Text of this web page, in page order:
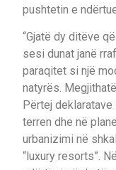
pushtetin e
“Gjatë dy ditëve
sesi dunat janë
paraqitet si një
natyrës.
Përtej deklaratave
terren dhe në
urbanizimi në
“luxury resorts”.